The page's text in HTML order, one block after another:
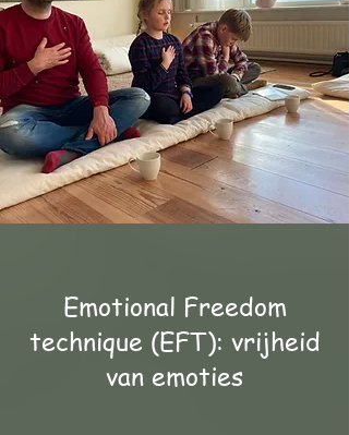
Emotional Freedom
technique (EFT): vrijheid
van emoties